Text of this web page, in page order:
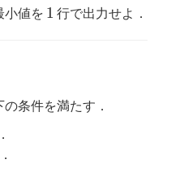
小値を 1
1 行で出力せよ．
条件を満たす．
．
．